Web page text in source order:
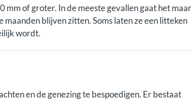
mm of groter. In de meeste gevallen gaat het maar
maanden blijven zitten. Soms laten ze een litteken
wordt.
en de genezing te bespoedigen. Er bestaat